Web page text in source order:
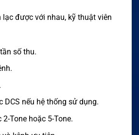
được với nhau, kỹ thuật viên
số thu.
DCS nếu hệ thống sử dụng.
Tone hoặc 5-Tone.